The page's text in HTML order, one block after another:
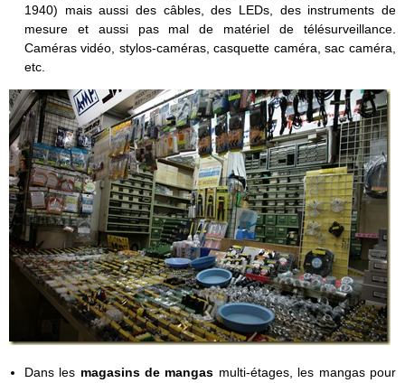
1940) mais aussi des câbles, des LEDs, des instruments de
mesure et aussi pas mal de matériel de télésurveillance.
Caméras vidéo, stylos-caméras, casquette caméra, sac caméra,
etc.
Dans les magasins de mangas multi-étages, les mangas pour